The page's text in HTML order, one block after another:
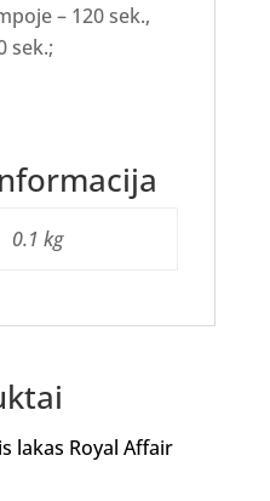
– 120 sek.,
sek.;
0.1 kg